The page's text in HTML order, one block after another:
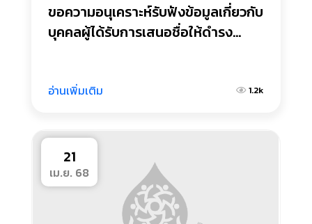
ขอความอนุเคราะห์รับฟังข้อมูลเกี่ยวกับ
บุคคลผู้ได้รับการเสนอชื่อให้ดำรง
อ่านเพิ่มเติม 1.2k
21
เม.ย. 68